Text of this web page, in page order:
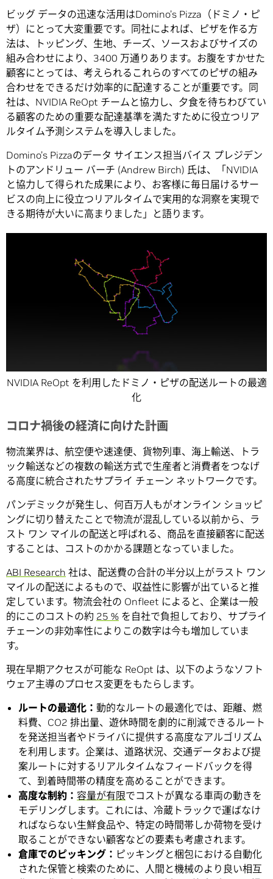
ビッグ データの迅速な活用はDomino’s Pizza（ドミノ・ピ
ザ）にとって大変重要です。同社によれば、ピザを作る方
法は、トッピング、生地、チーズ、ソースおよびサイズの
組み合わせにより、3400 万通りあります。お腹をすかせた
顧客にとっては、考えられるこれらのすべてのピザの組み
合わせをできるだけ効率的に配達することが重要です。同
社は、NVIDIA ReOpt チームと協力し、夕食を待ちわびてい
る顧客のための重要な配達基準を満たすために役立つリア
ルタイム予測システムを導入しました。
Domino’s Pizzaのデータ サイエンス担当バイス プレジデン
トのアンドリュー バーチ (Andrew Birch) 氏は、「NVIDIA
と協力して得られた成果により、お客様に毎日届けるサー
ビスの向上に役立つリアルタイムで実用的な洞察を実現で
きる期待が大いに高まりました」と語ります。
NVIDIA ReOpt を利用したドミノ・ピザの配送ルートの最適
化
コロナ禍後の経済に向けた計画
物流業界は、航空便や速達便、貨物列車、海上輸送、トラ
ック輸送などの複数の輸送方式で生産者と消費者をつなげ
る高度に統合されたサプライ チェーン ネットワークです。
パンデミックが発生し、何百万人もがオンライン ショッピ
ングに切り替えたことで物流が混乱している以前から、ラ
スト ワン マイルの配送と呼ばれる、商品を直接顧客に配送
することは、コストのかかる課題となっていました。
ABI Research 社は、配送費の合計の半分以上がラスト ワン
マイルの配送によるもので、収益性に影響が出ていると推
定しています。物流会社の Onfleet によると、企業は一般
的にこのコストの約 25 % を自社で負担しており、サプライ
チェーンの非効率性によりこの数字は今も増加していま
す。
現在早期アクセスが可能な ReOpt は、以下のようなソフト
ウェア主導のプロセス変更をもたらします。
ルートの最適化： 動的なルートの最適化では、距離、燃
料費、CO2 排出量、遊休時間を劇的に削減できるルート
を発送担当者やドライバに提供する高度なアルゴリズム
を利用します。企業は、道路状況、交通データおよび提
案ルートに対するリアルタイムなフィードバックを得
て、到着時間帯の精度を高めることができます。
高度な制約： 容量が有限でコストが異なる車両の動きを
モデリングします。これには、冷蔵トラックで運ばなけ
ればならない生鮮食品や、特定の時間帯しか荷物を受け
取ることができない顧客などの要素も考慮されます。
倉庫でのピッキング： ピッキングと梱包における自動化
された保管と検索のために、人間と機械のより良い相互